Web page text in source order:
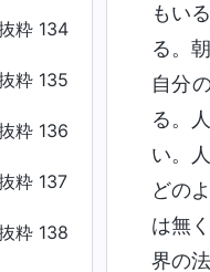
粋 134
粋 135
粋 136
粋 137
粋 138
もい
る。
自分
る。
い。
どの
は無
界の